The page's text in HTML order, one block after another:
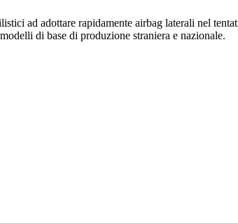
ad adottare rapidamente airbag laterali nel
di base di produzione straniera e nazionale.